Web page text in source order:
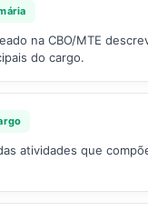
na CBO/MTE
do cargo.
atividades que